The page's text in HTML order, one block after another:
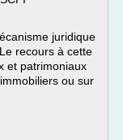
juridique
recours à cette
et patrimoniaux
ou sur